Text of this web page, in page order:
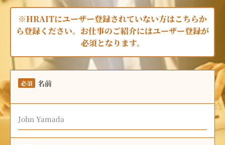
※HRAITにユーザー登録されていない方はこちらか
ら登録ください。お仕事のご紹介にはユーザー登録が
必須となります。
必須 名前